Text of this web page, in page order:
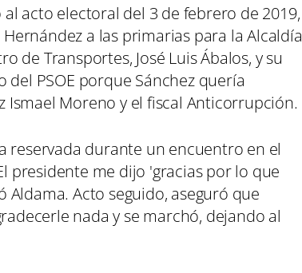
acto electoral del 3 de febrero de 2019,
a las primarias para la Alcaldía
de Transportes, José Luis Ábalos, y su
del PSOE porque Sánchez quería
Moreno y el fiscal Anticorrupción.
reservada durante un encuentro en el
presidente me dijo 'gracias por lo que
Acto seguido, aseguró que
nada y se marchó, dejando al